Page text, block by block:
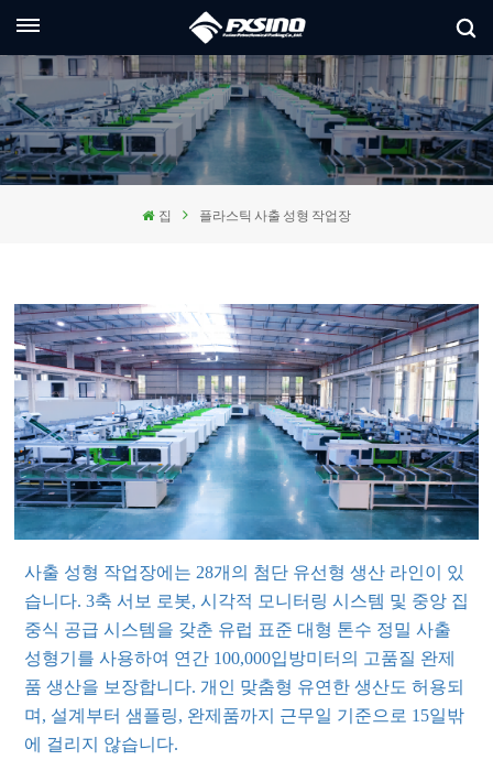
語
의
집 플라스틱 사출 성형 작업장
사출 성형 작업장에는 28개의 첨단 유선형 생산 라인이 있
습니다. 3축 서보 로봇, 시각적 모니터링 시스템 및 중앙 집
중식 공급 시스템을 갖춘 유럽 표준 대형 톤수 정밀 사출
성형기를 사용하여 연간 100,000입방미터의 고품질 완제
품 생산을 보장합니다. 개인 맞춤형 유연한 생산도 허용되
며, 설계부터 샘플링, 완제품까지 근무일 기준으로 15일밖
에 걸리지 않습니다.